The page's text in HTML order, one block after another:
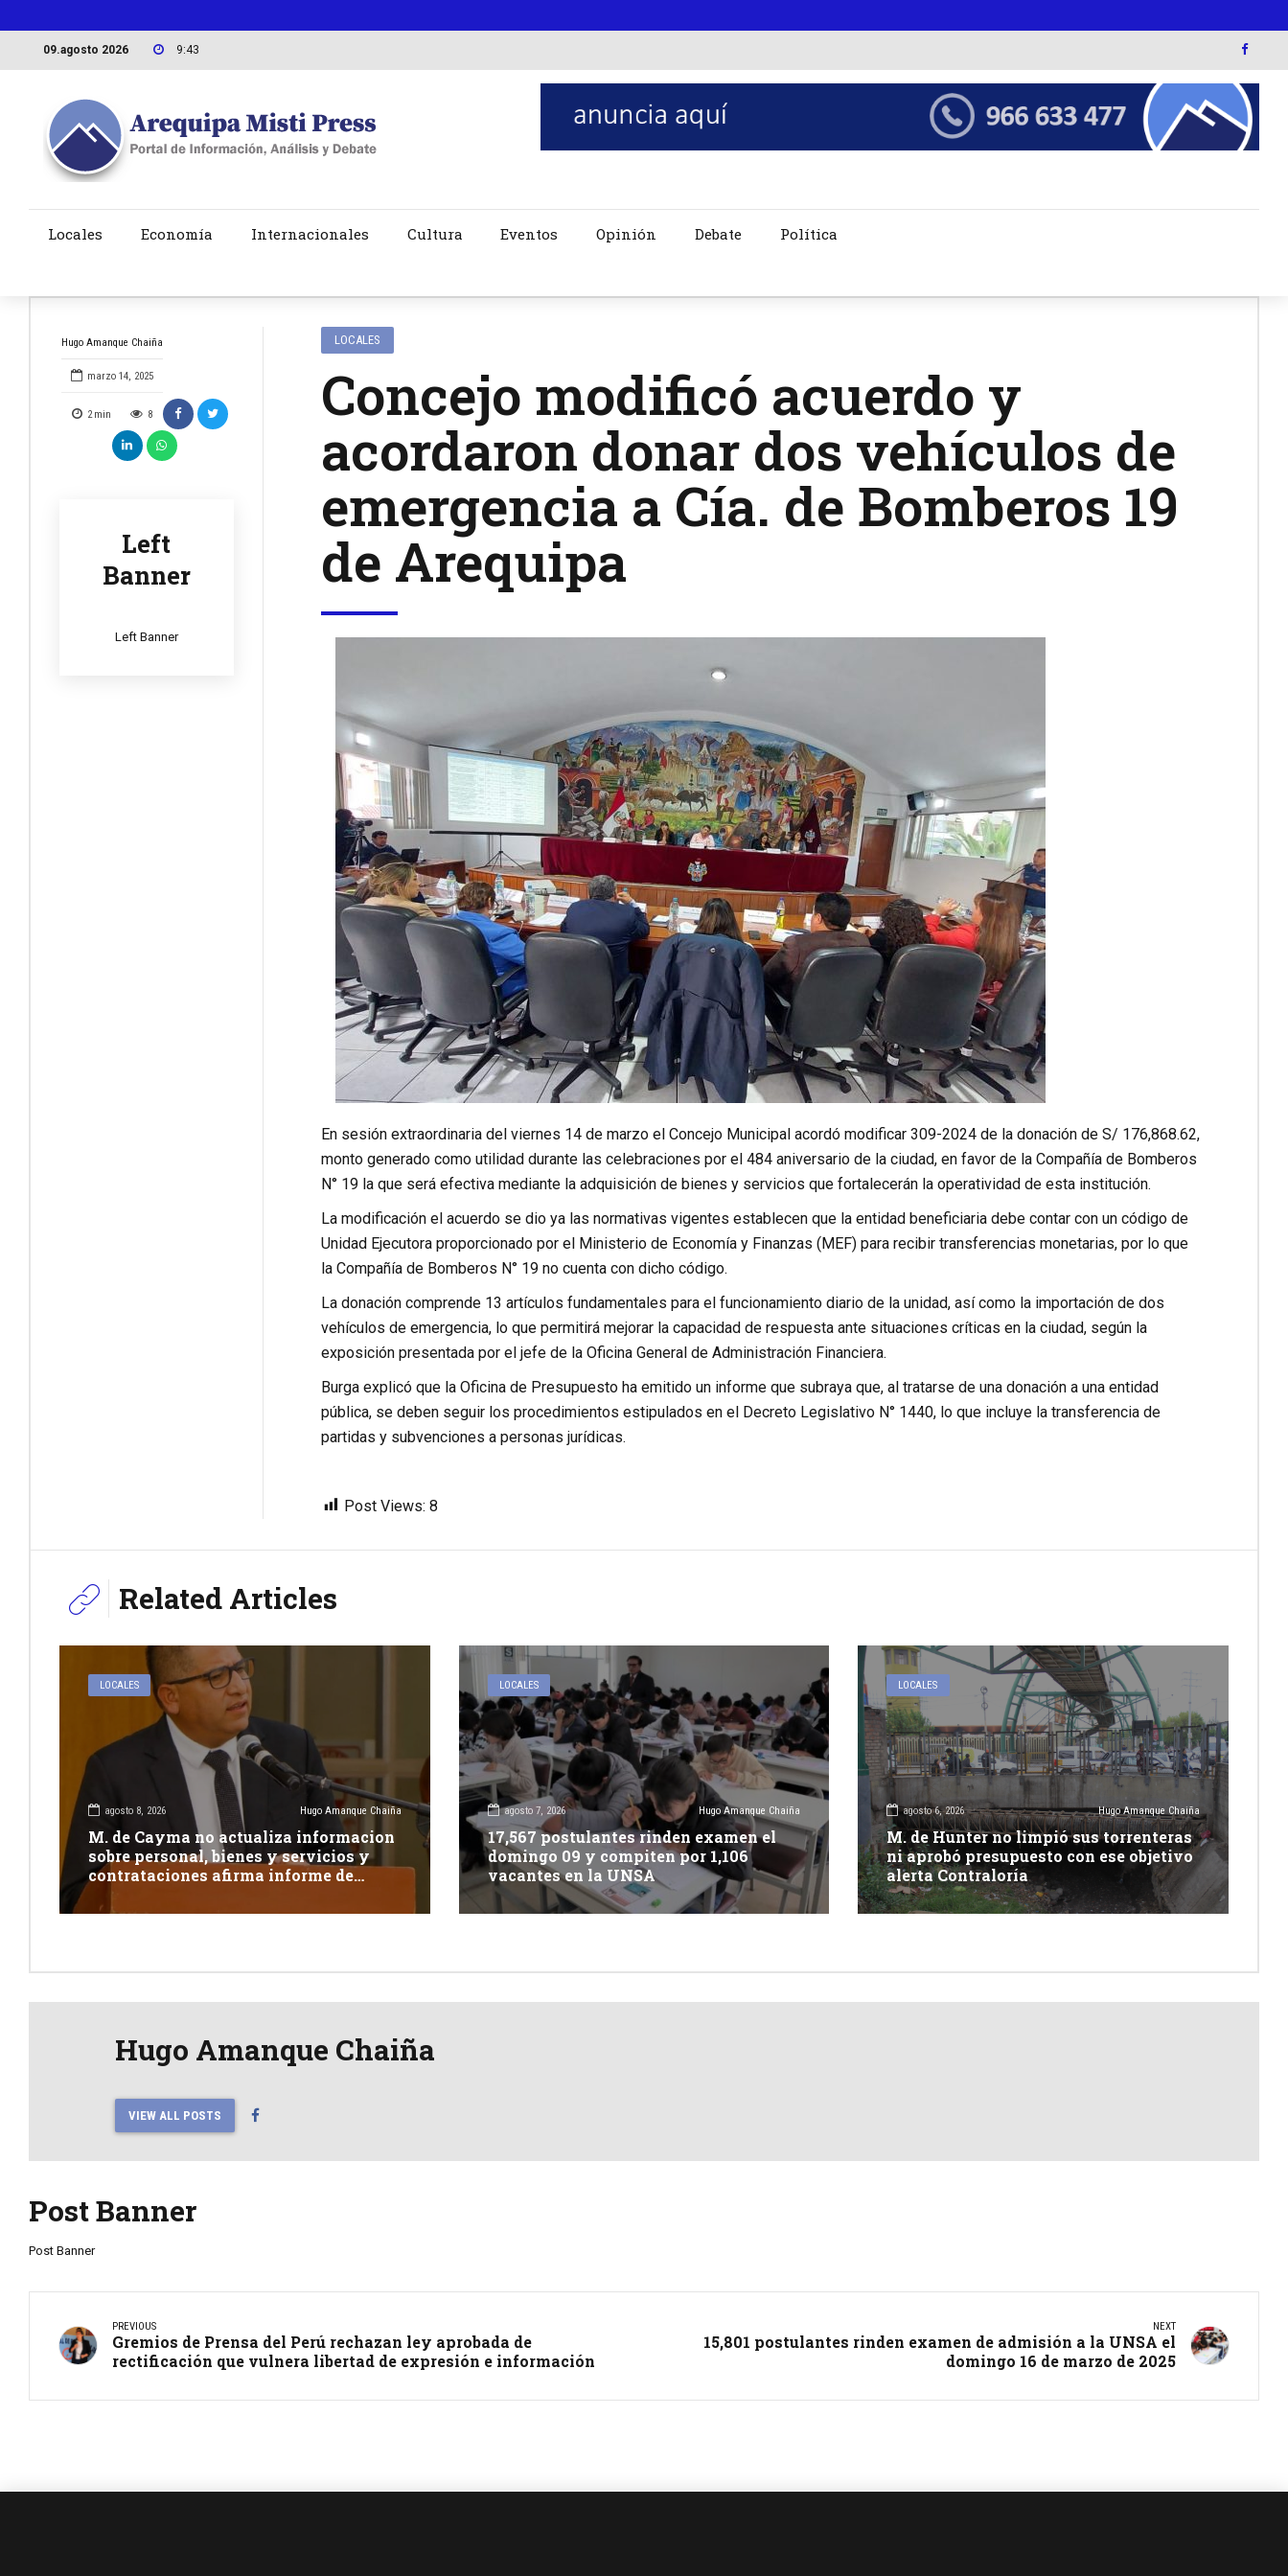
09.agosto 2026 9:43
Locales Economía Internacionales Cultura Eventos Opinión Debate Política
Hugo Amanque Chaiña
marzo 14, 2025
2 min 8
Left
Banner
Left Banner
LOCALES
Concejo modificó acuerdo y
acordaron donar dos vehículos de
emergencia a Cía. de Bomberos 19
de Arequipa
En sesión extraordinaria del viernes 14 de marzo el Concejo Municipal acordó modificar 309-2024 de la donación de S/ 176,868.62,
monto generado como utilidad durante las celebraciones por el 484 aniversario de la ciudad, en favor de la Compañía de Bomberos
N° 19 la que será efectiva mediante la adquisición de bienes y servicios que fortalecerán la operatividad de esta institución.
La modificación el acuerdo se dio ya las normativas vigentes establecen que la entidad beneficiaria debe contar con un código de
Unidad Ejecutora proporcionado por el Ministerio de Economía y Finanzas (MEF) para recibir transferencias monetarias, por lo que
la Compañía de Bomberos N° 19 no cuenta con dicho código.
La donación comprende 13 artículos fundamentales para el funcionamiento diario de la unidad, así como la importación de dos
vehículos de emergencia, lo que permitirá mejorar la capacidad de respuesta ante situaciones críticas en la ciudad, según la
exposición presentada por el jefe de la Oficina General de Administración Financiera.
Burga explicó que la Oficina de Presupuesto ha emitido un informe que subraya que, al tratarse de una donación a una entidad
pública, se deben seguir los procedimientos estipulados en el Decreto Legislativo N° 1440, lo que incluye la transferencia de
partidas y subvenciones a personas jurídicas.
Post Views: 8
Related Articles
LOCALES
agosto 8, 2026 Hugo Amanque Chaiña
M. de Cayma no actualiza informacion
sobre personal, bienes y servicios y
contrataciones afirma informe de
LOCALES
agosto 7, 2026 Hugo Amanque Chaiña
17,567 postulantes rinden examen el
domingo 09 y compiten por 1,106
vacantes en la UNSA
LOCALES
agosto 6, 2026 Hugo Amanque Chaiña
M. de Hunter no limpió sus torrenteras
ni aprobó presupuesto con ese objetivo
alerta Contraloría
Hugo Amanque Chaiña
VIEW ALL POSTS
Post Banner
Post Banner
PREVIOUS
Gremios de Prensa del Perú rechazan ley aprobada de
rectificación que vulnera libertad de expresión e información
NEXT
15,801 postulantes rinden examen de admisión a la UNSA el
domingo 16 de marzo de 2025